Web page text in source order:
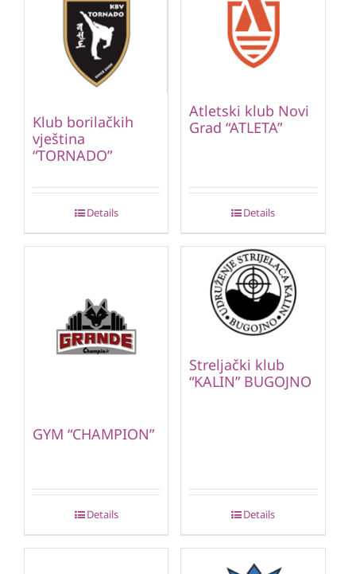
Klub borilačkih
vještina
“TORNADO”
Details
Atletski klub Novi
Grad “ATLETA”
Details
GYM “CHAMPION”
Details
Streljački klub
“KALIN” BUGOJNO
Details